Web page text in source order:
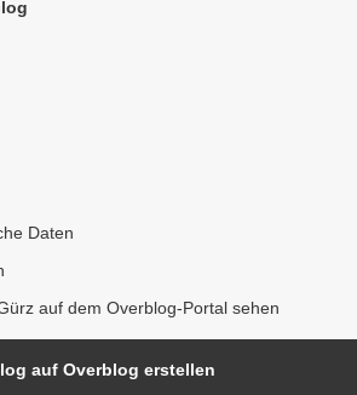
Daten
auf dem Overblog-Portal sehen
auf Overblog erstellen